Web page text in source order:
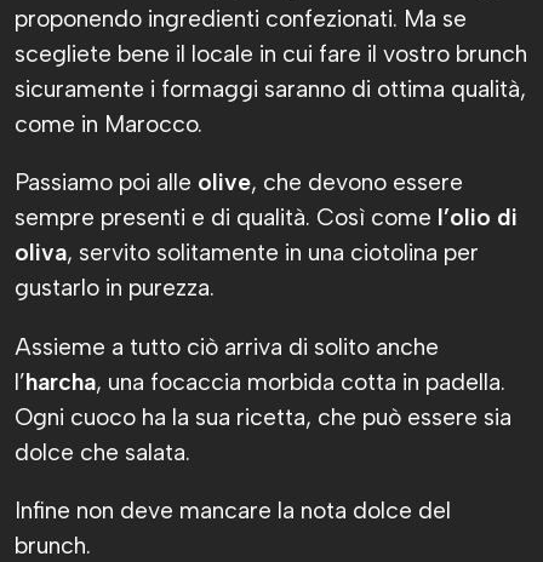
proponendo ingredienti confezionati. Ma se
scegliete bene il locale in cui fare il vostro brunch
sicuramente i formaggi saranno di ottima qualità,
come in Marocco.
Passiamo poi alle olive, che devono essere
sempre presenti e di qualità. Così come l’olio di
oliva, servito solitamente in una ciotolina per
gustarlo in purezza.
Assieme a tutto ciò arriva di solito anche
l’harcha, una focaccia morbida cotta in padella.
Ogni cuoco ha la sua ricetta, che può essere sia
dolce che salata.
Infine non deve mancare la nota dolce del
brunch.